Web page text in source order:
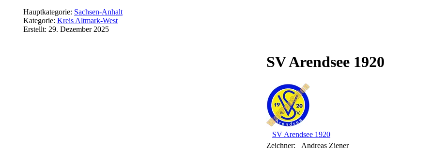
Hauptkategorie: Sachsen-Anhalt
Kategorie: Kreis Altmark-West
Erstellt: 29. Dezember 2025
SV Arendsee 1920
SV Arendsee 1920
Zeichner:
Andreas Ziener